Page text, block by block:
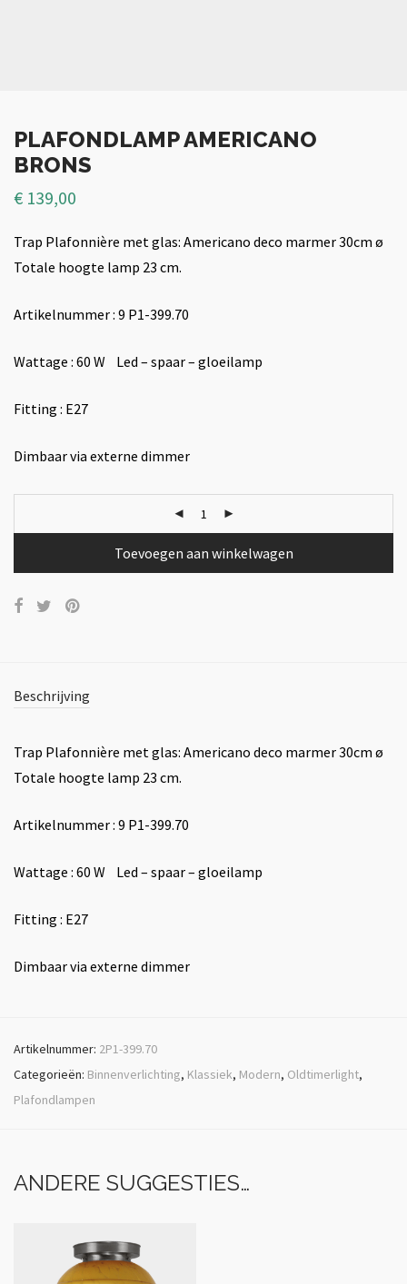
PLAFONDLAMP AMERICANO
BRONS
€ 139,00
Trap Plafonnière met glas: Americano deco marmer 30cm ø
Totale hoogte lamp 23 cm.
Artikelnummer : 9 P1-399.70
Wattage : 60 W Led – spaar – gloeilamp
Fitting : E27
Dimbaar via externe dimmer
Toevoegen aan winkelwagen
Beschrijving
Trap Plafonnière met glas: Americano deco marmer 30cm ø
Totale hoogte lamp 23 cm.
Artikelnummer : 9 P1-399.70
Wattage : 60 W Led – spaar – gloeilamp
Fitting : E27
Dimbaar via externe dimmer
Artikelnummer: 2P1-399.70
Categorieën: Binnenverlichting, Klassiek, Modern, Oldtimerlight,
Plafondlampen
ANDERE SUGGESTIES…